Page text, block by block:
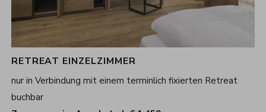
RETREAT EINZELZIMMER
nur in Verbindung mit einem terminlich fixierten Retreat
buchbar